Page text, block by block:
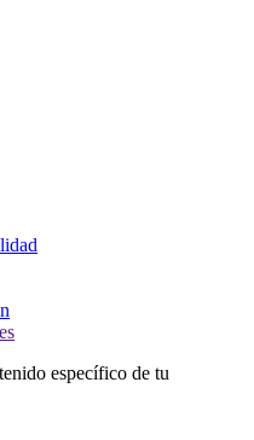
específico de tu